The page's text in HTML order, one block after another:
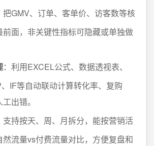
把GMV、订单、客单价、访客数等核
前面，非关键性指标可隐藏或单独做
：利用EXCEL公式、数据透视表、
IF等自动联动计算转化率、复购
出错。
支持按天、周、月拆分，能按营销活
然流量vs付费流量对比，方便复盘和